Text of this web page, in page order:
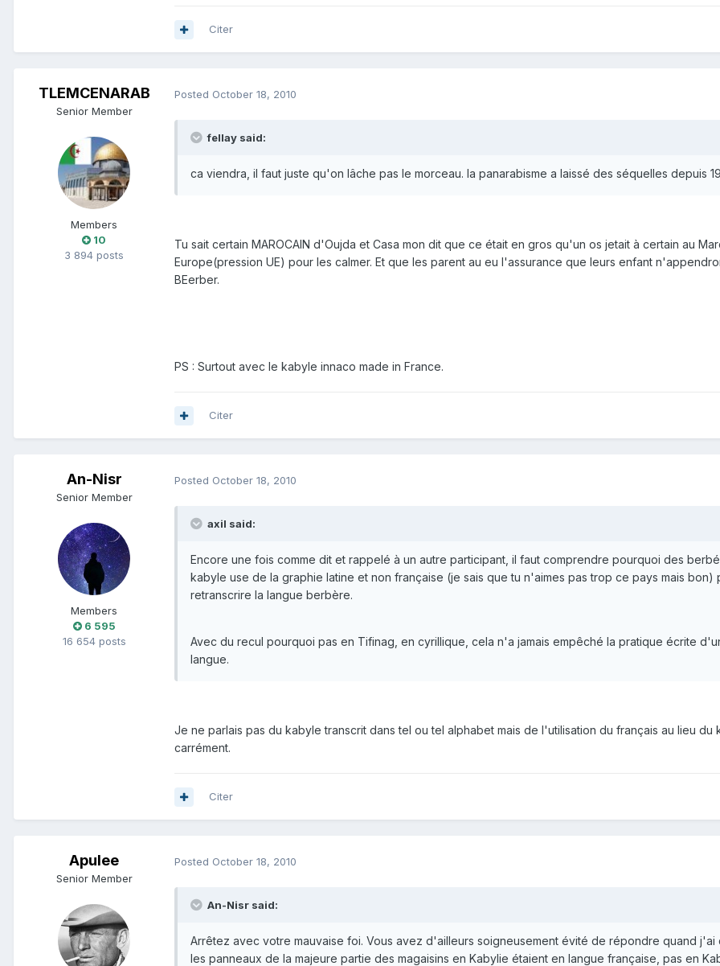
Citer
TLEMCENARAB
Senior Member
Members
10
3 894 posts
Posted October 18, 2010
fellay said:
ca viendra, il faut juste qu'on lâche pas le morceau. la panarabisme a laissé des séquelles depuis
Tu sait certain MAROCAIN d'Oujda et Casa mon dit que ce était en gros qu'un os jetait à certain au
Europe(pression UE) pour les calmer. Et que les parent au eu l'assurance que leurs enfant
BEerber.
PS : Surtout avec le kabyle innaco made in France.
Citer
An-Nisr
Senior Member
Members
6 595
16 654 posts
Posted October 18, 2010
axil said:
Encore une fois comme dit et rappelé à un autre participant, il faut comprendre pourquoi des
kabyle use de la graphie latine et non française (je sais que tu n'aimes pas trop ce pays mais bon)
retranscrire la langue berbère.
Avec du recul pourquoi pas en Tifinag, en cyrillique, cela n'a jamais empêché la pratique écrite
langue.
Je ne parlais pas du kabyle transcrit dans tel ou tel alphabet mais de l'utilisation du français au lieu du
carrément.
Citer
Apulee
Senior Member
Posted October 18, 2010
An-Nisr said:
Arrêtez avec votre mauvaise foi. Vous avez d'ailleurs soigneusement évité de répondre quand j'ai
les panneaux de la majeure partie des magaisins en Kabylie étaient en langue française, pas en